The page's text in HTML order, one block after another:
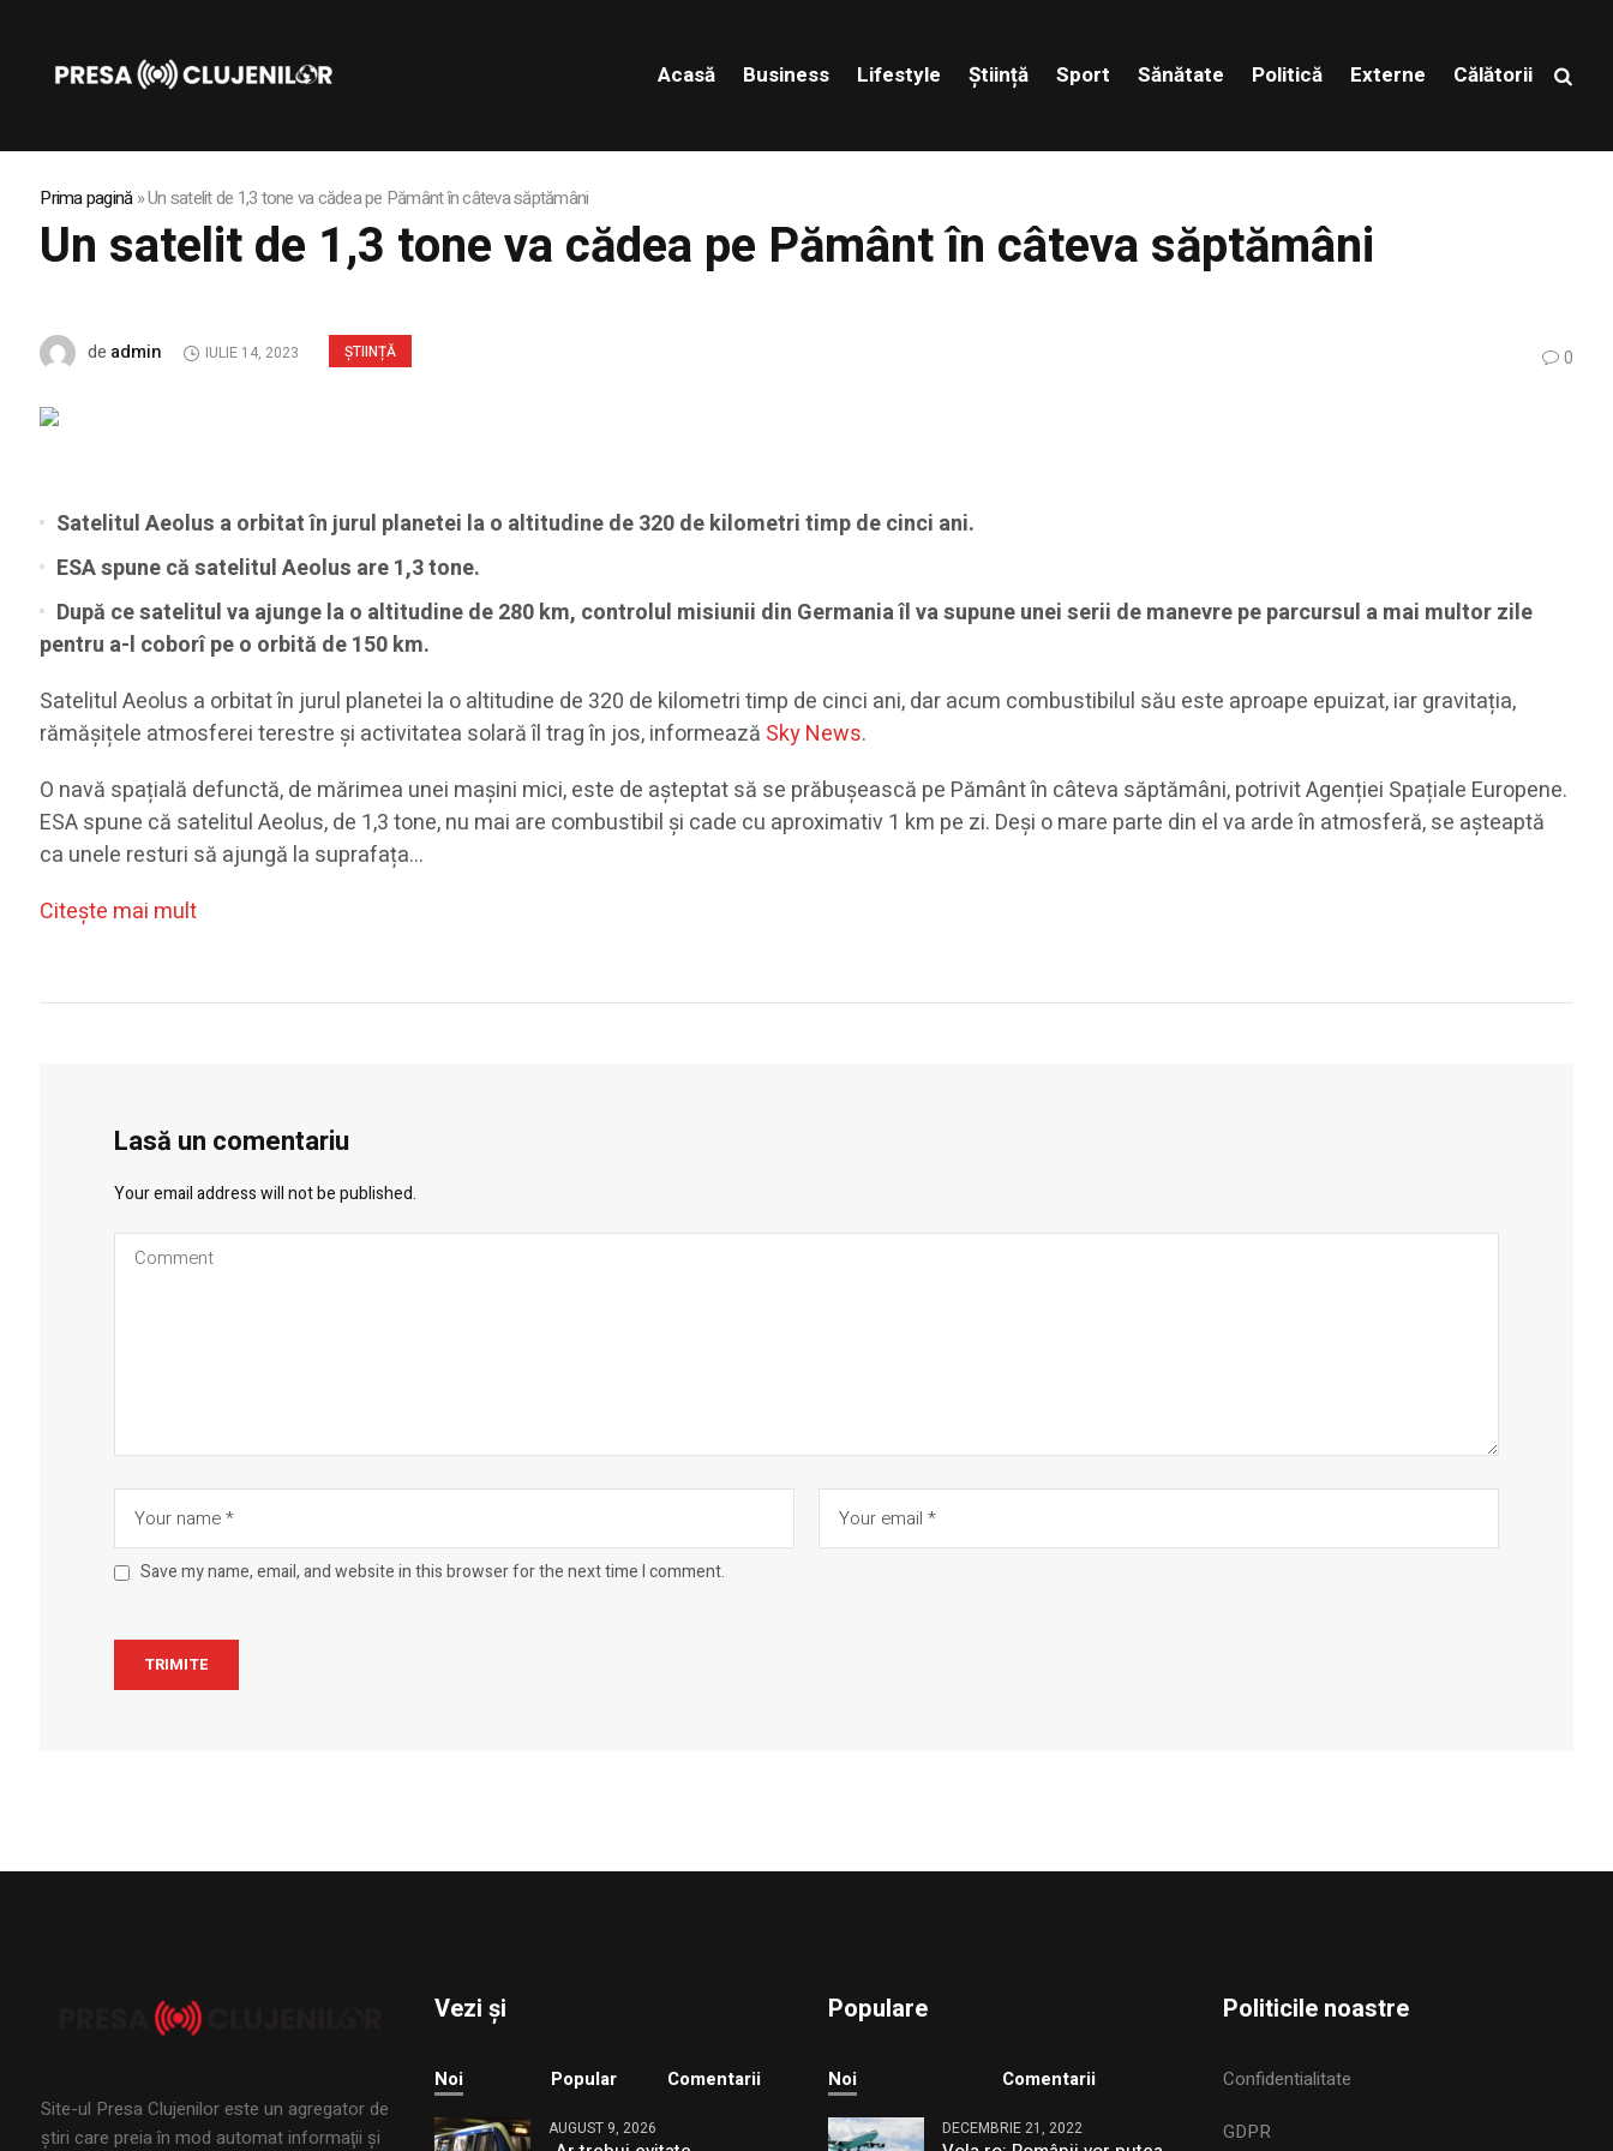
Acasă Business Lifestyle Știință Sport Sănătate Politică Externe Călătorii
Prima pagină»Un satelit de 1,3 tone va cădea pe Pământ în câteva săptămâni
Un satelit de 1,3 tone va cădea pe Pământ în câteva săptămâni
ȘTIINȚĂ 0
de admin IULIE 14, 2023
Satelitul Aeolus a orbitat în jurul planetei la o altitudine de 320 de kilometri timp de cinci ani.
ESA spune că satelitul Aeolus are 1,3 tone.
După ce satelitul va ajunge la o altitudine de 280 km, controlul misiunii din Germania îl va supune unei serii de manevre pe parcursul a mai multor zile
pentru a-l coborî pe o orbită de 150 km.
Satelitul Aeolus a orbitat în jurul planetei la o altitudine de 320 de kilometri timp de cinci ani, dar acum combustibilul său este aproape epuizat, iar gravitația,
rămășițele atmosferei terestre și activitatea solară îl trag în jos, informează Sky News.
O navă spațială defunctă, de mărimea unei mașini mici, este de așteptat să se prăbușească pe Pământ în câteva săptămâni, potrivit Agenției Spațiale Europene.
ESA spune că satelitul Aeolus, de 1,3 tone, nu mai are combustibil și cade cu aproximativ 1 km pe zi. Deși o mare parte din el va arde în atmosferă, se așteaptă
ca unele resturi să ajungă la suprafața…
Citeşte mai mult
Lasă un comentariu
Your email address will not be published.
Save my name, email, and website in this browser for the next time I comment.
Site-ul Presa Clujenilor este un agregator de
ştiri care preia în mod automat informaţii şi
Vezi și
Noi Popular Comentarii
AUGUST 9, 2026
Populare
Noi Comentarii
DECEMBRIE 21, 2022
Politicile noastre
Confidentialitate
GDPR